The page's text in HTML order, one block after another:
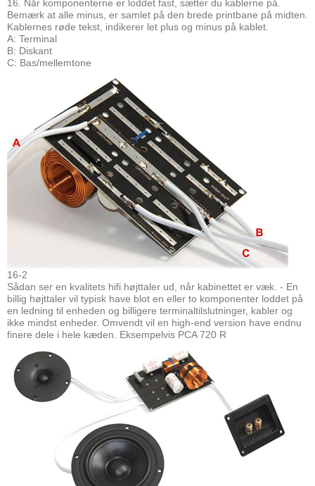
16. Når komponenterne er loddet fast, sætter du kablerne på.
Bemærk at alle minus, er samlet på den brede printbane på midten.
Kablernes røde tekst, indikerer let plus og minus på kablet.
A: Terminal
B: Diskant
C: Bas/mellemtone
16-2
Sådan ser en kvalitets hifi højttaler ud, når kabinettet er væk. - En
billig højttaler vil typisk have blot en eller to komponenter loddet på
en ledning til enheden og billigere terminaltilslutninger, kabler og
ikke mindst enheder. Omvendt vil en high-end version have endnu
finere dele i hele kæden. Eksempelvis PCA 720 R